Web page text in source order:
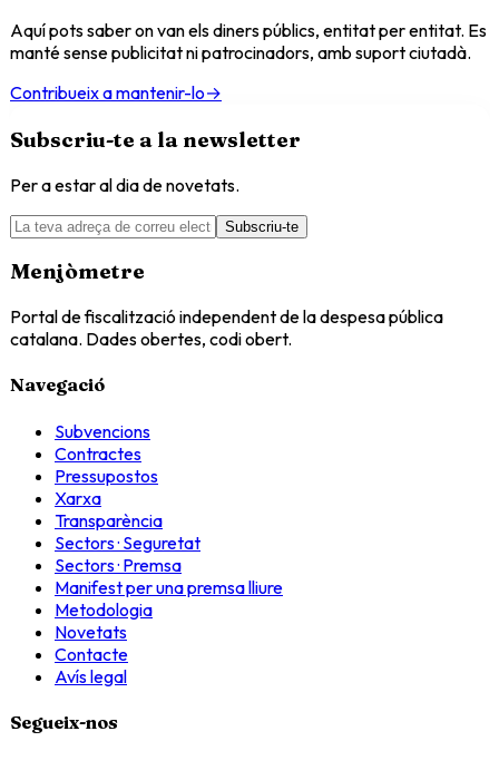
Aquí pots saber on van els diners públics, entitat per entitat. Es
manté sense publicitat ni patrocinadors, amb suport ciutadà.
Contribueix a mantenir-lo→
Subscriu-te a la newsletter
Per a estar al dia de novetats.
Subscriu-te
Menjòmetre
Portal de fiscalització independent de la despesa pública
catalana. Dades obertes, codi obert.
Navegació
Subvencions
Contractes
Pressupostos
Xarxa
Transparència
Sectors · Seguretat
Sectors · Premsa
Manifest per una premsa lliure
Metodologia
Novetats
Contacte
Avís legal
Segueix-nos